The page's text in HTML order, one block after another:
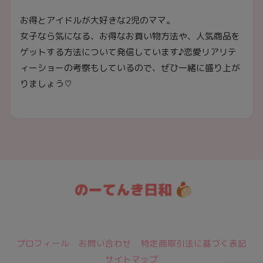
お得とアイドルが大好きな2児のママ。
女子なら気になる、お得なお買い物方法や、人気商品を
ゲットする方法について発信しています♪恋愛リアリテ
ィーショーの考察もしているので、ぜひ一緒に盛り上が
りましょう♡
プロフィール お問い合わせ
特定商取引法に基づく表記
サイトマップ